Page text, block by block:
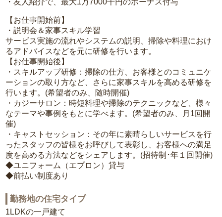
・友人紹介で、最大1万7000千円のボーナス付与
【お仕事開始前】
・説明会＆家事スキル学習
サービス実施の流れやシステムの説明、掃除や料理におけ
るアドバイスなどを元に研修を行います。
【お仕事開始後】
・スキルアップ研修：掃除の仕方、お客様とのコミュニケ
ーションの取り方など、さらに家事スキルを高める研修を
行います。(希望者のみ、随時開催)
・カジーサロン：時短料理や掃除のテクニックなど、様々
なテーマや事例をもとに学べます。(希望者のみ、月1回開
催)
・キャストセッション：その年に素晴らしいサービスを行
ったスタッフの皆様をお呼びして表彰し、お客様への満足
度を高める方法などをシェアします。(招待制･年１回開催)
◆ユニフォーム（エプロン）貸与
◆前払い制度あり
勤務地の住宅タイプ
1LDKの一戸建て